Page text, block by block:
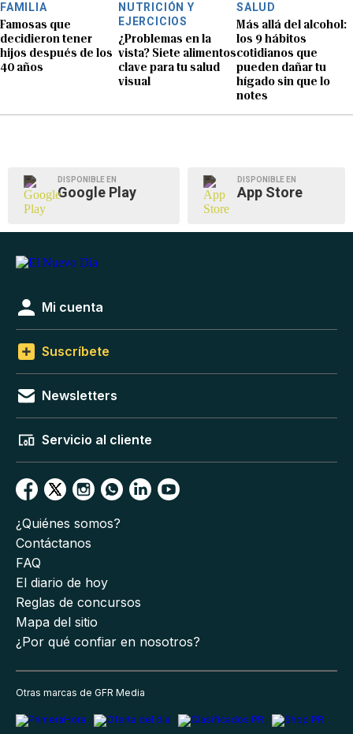
FAMILIA
Famosas que
decidieron tener
hijos después de los
40 años
NUTRICIÓN Y
EJERCICIOS
¿Problemas en la
vista? Siete alimentos
clave para tu salud
visual
SALUD
Más allá del alcohol:
los 9 hábitos
cotidianos que
pueden dañar tu
hígado sin que lo
notes
DISPONIBLE EN
Google Play
DISPONIBLE EN
App Store
Mi cuenta
Suscríbete
Newsletters
Servicio al cliente
¿Quiénes somos?
Contáctanos
FAQ
El diario de hoy
Reglas de concursos
Mapa del sitio
¿Por qué confiar en nosotros?
Otras marcas de GFR Media